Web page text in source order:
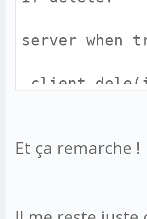
256, in dele
return
File "/usr/
return
raise
# We
server when
Et ça remarche !